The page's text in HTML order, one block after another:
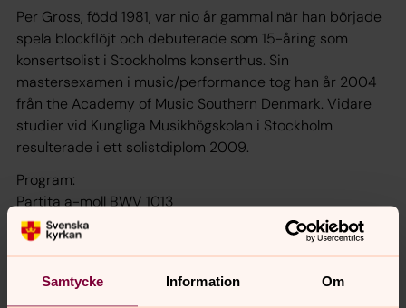
Samtycke Information Om
Per Gross, född 1981, var nio år gammal när han började
spela blockflöjt och debuterade som 15-åring som
konsertsolist i Stockholms konserthus. Sin
mastersexamen i music/performance tog han år 2004
från the Academy of Music Southern Denmark. Vidare
studier vid Kungliga Musikhögskolan i Stockholm
resulterade i ett solistdiplom 2009.
Program:
Partita a-moll BWV 1013
Jesu, meine Freude BWV 227
Himmelskönig, sei willkommen BWV 182